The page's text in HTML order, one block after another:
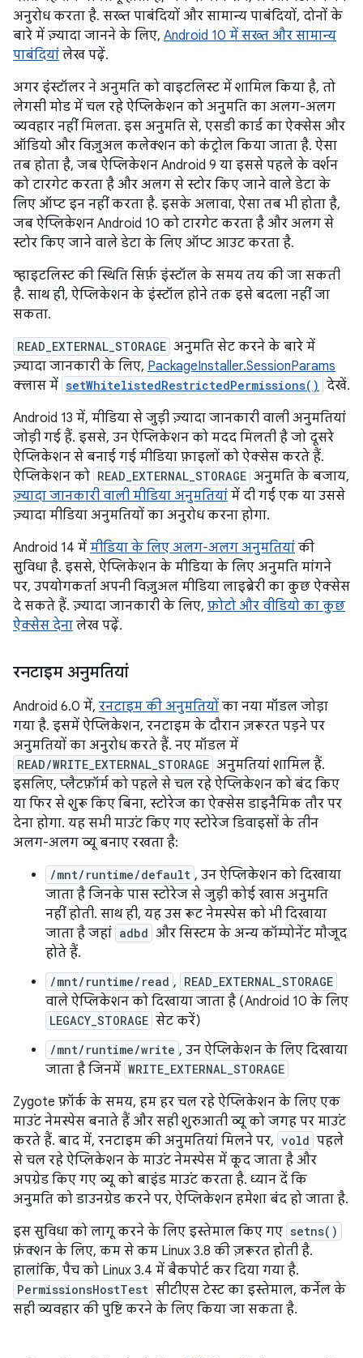
अनुरोध करता है. सख्त पाबंदियों और सामान्य पाबंदियों, दोनों के
बारे में ज़्यादा जानने के लिए, Android 10 में सख्त और सामान्य
पाबंदियां लेख पढ़ें.
अगर इंस्टॉलर ने अनुमति को वाइटलिस्ट में शामिल किया है, तो
लेगसी मोड में चल रहे ऐप्लिकेशन को अनुमति का अलग-अलग
व्यवहार नहीं मिलता. इस अनुमति से, एसडी कार्ड का ऐक्सेस और
ऑडियो और विज़ुअल कलेक्शन को कंट्रोल किया जाता है. ऐसा
तब होता है, जब ऐप्लिकेशन Android 9 या इससे पहले के वर्शन
को टारगेट करता है और अलग से स्टोर किए जाने वाले डेटा के
लिए ऑप्ट इन नहीं करता है. इसके अलावा, ऐसा तब भी होता है,
जब ऐप्लिकेशन Android 10 को टारगेट करता है और अलग से
स्टोर किए जाने वाले डेटा के लिए ऑप्ट आउट करता है.
व्हाइटलिस्ट की स्थिति सिर्फ़ इंस्टॉल के समय तय की जा सकती
है. साथ ही, ऐप्लिकेशन के इंस्टॉल होने तक इसे बदला नहीं जा
सकता.
READ_EXTERNAL_STORAGE अनुमति सेट करने के बारे में
ज़्यादा जानकारी के लिए, PackageInstaller.SessionParams
क्लास में setWhitelistedRestrictedPermissions() देखें.
Android 13 में, मीडिया से जुड़ी ज़्यादा जानकारी वाली अनुमतियां
जोड़ी गई हैं. इससे, उन ऐप्लिकेशन को मदद मिलती है जो दूसरे
ऐप्लिकेशन से बनाई गई मीडिया फ़ाइलों को ऐक्सेस करते हैं.
ऐप्लिकेशन को READ_EXTERNAL_STORAGE अनुमति के बजाय,
ज़्यादा जानकारी वाली मीडिया अनुमतियां में दी गई एक या उससे
ज़्यादा मीडिया अनुमतियों का अनुरोध करना होगा.
Android 14 में मीडिया के लिए अलग-अलग अनुमतियां की
सुविधा है. इससे, ऐप्लिकेशन के मीडिया के लिए अनुमति मांगने
पर, उपयोगकर्ता अपनी विज़ुअल मीडिया लाइब्रेरी का कुछ ऐक्सेस
दे सकते हैं. ज़्यादा जानकारी के लिए, फ़ोटो और वीडियो का कुछ
ऐक्सेस देना लेख पढ़ें.
रनटाइम अनुमतियां
Android 6.0 में, रनटाइम की अनुमतियों का नया मॉडल जोड़ा
गया है. इसमें ऐप्लिकेशन, रनटाइम के दौरान ज़रूरत पड़ने पर
अनुमतियों का अनुरोध करते हैं. नए मॉडल में
READ/WRITE_EXTERNAL_STORAGE अनुमतियां शामिल हैं.
इसलिए, प्लैटफ़ॉर्म को पहले से चल रहे ऐप्लिकेशन को बंद किए
या फिर से शुरू किए बिना, स्टोरेज का ऐक्सेस डाइनैमिक तौर पर
देना होगा. यह सभी माउंट किए गए स्टोरेज डिवाइसों के तीन
अलग-अलग व्यू बनाए रखता है:
/mnt/runtime/default , उन ऐप्लिकेशन को दिखाया
जाता है जिनके पास स्टोरेज से जुड़ी कोई खास अनुमति
नहीं होती. साथ ही, यह उस रूट नेमस्पेस को भी दिखाया
जाता है जहां adbd और सिस्टम के अन्य कॉम्पोनेंट मौजूद
होते हैं.
/mnt/runtime/read , READ_EXTERNAL_STORAGE
वाले ऐप्लिकेशन को दिखाया जाता है (Android 10 के लिए
LEGACY_STORAGE सेट करें)
/mnt/runtime/write , उन ऐप्लिकेशन के लिए दिखाया
जाता है जिनमें WRITE_EXTERNAL_STORAGE
Zygote फ़ॉर्क के समय, हम हर चल रहे ऐप्लिकेशन के लिए एक
माउंट नेमस्पेस बनाते हैं और सही शुरुआती व्यू को जगह पर माउंट
करते हैं. बाद में, रनटाइम की अनुमतियां मिलने पर, vold पहले
से चल रहे ऐप्लिकेशन के माउंट नेमस्पेस में कूद जाता है और
अपग्रेड किए गए व्यू को बाइंड माउंट करता है. ध्यान दें कि
अनुमति को डाउनग्रेड करने पर, ऐप्लिकेशन हमेशा बंद हो जाता है.
इस सुविधा को लागू करने के लिए इस्तेमाल किए गए setns()
फ़ंक्शन के लिए, कम से कम Linux 3.8 की ज़रूरत होती है.
हालांकि, पैच को Linux 3.4 में बैकपोर्ट कर दिया गया है.
PermissionsHostTest सीटीएस टेस्ट का इस्तेमाल, कर्नेल के
सही व्यवहार की पुष्टि करने के लिए किया जा सकता है.